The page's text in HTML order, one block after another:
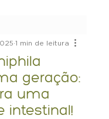
geração:
uma
intestinal!
1 min de leitura